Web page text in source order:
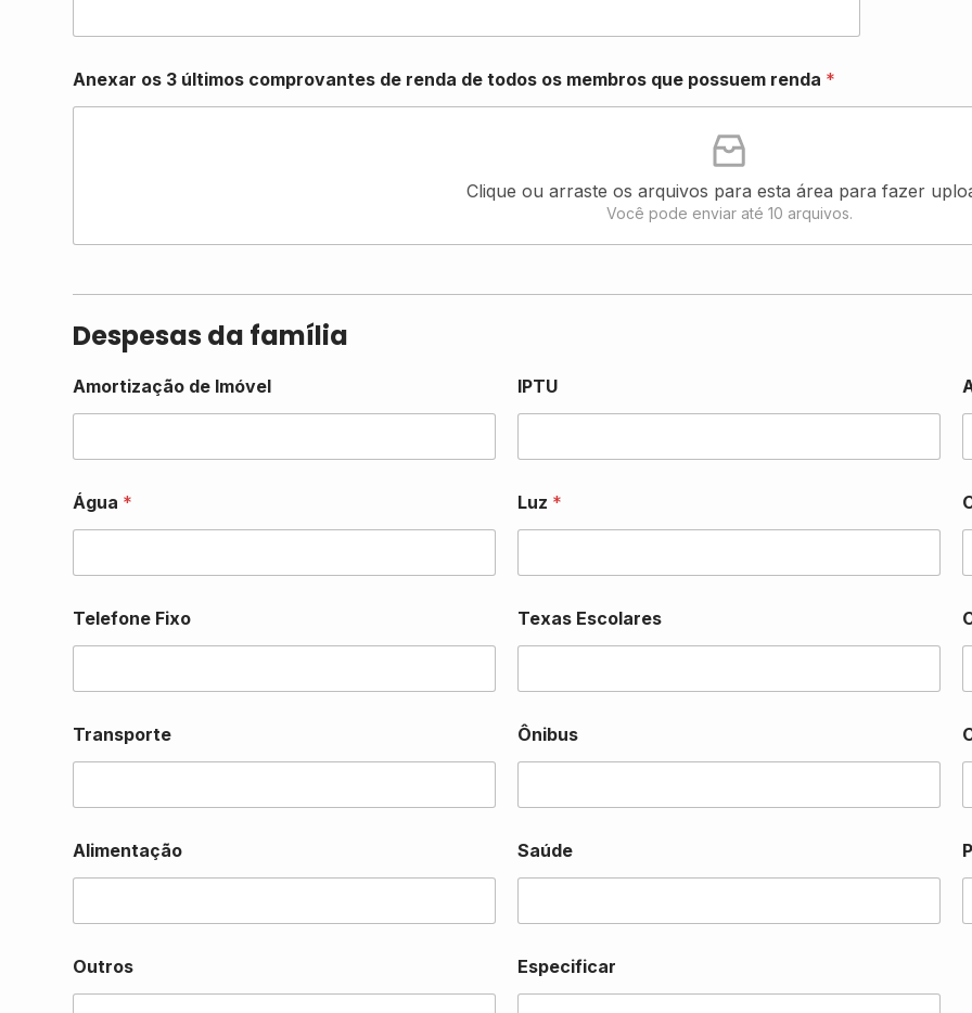
Anexar os 3 últimos comprovantes de renda de todos os membros que possuem renda *
Clique ou arraste os arquivos para esta área para fazer
Você pode enviar até 10 arquivos.
Despesas da família
Amortização de Imóvel IPTU
Água * Luz *
Telefone Fixo Texas Escolares
Transporte Ônibus
Alimentação Saúde
Outros
e
n
Especificar